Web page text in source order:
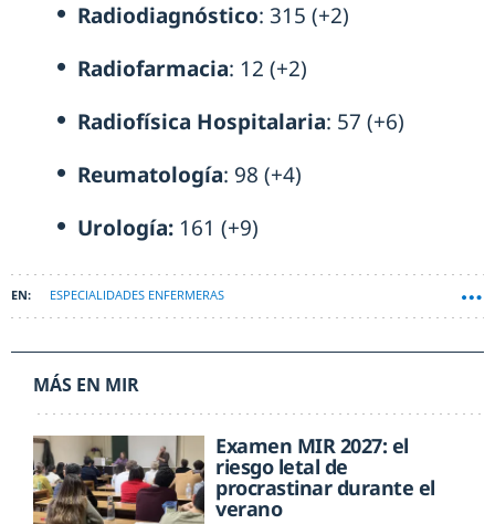
Radiodiagnóstico: 315 (+2)
Radiofarmacia: 12 (+2)
Radiofísica Hospitalaria: 57 (+6)
Reumatología: 98 (+4)
Urología: 161 (+9)
ESPECIALIDADES ENFERMERAS
MÁS EN MIR
Examen MIR 2027: el
riesgo letal de
procrastinar durante el
verano